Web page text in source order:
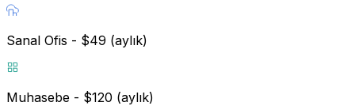
Sanal Ofis - $49 (aylık)
Muhasebe - $120 (aylık)